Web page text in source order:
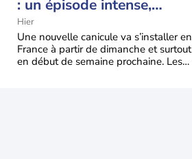
: un épisode intense,
durable et étendu la
semaine prochaine
Hier
Une nouvelle canicule va s’installer en
France à partir de dimanche et surtout
en début de semaine prochaine. Les